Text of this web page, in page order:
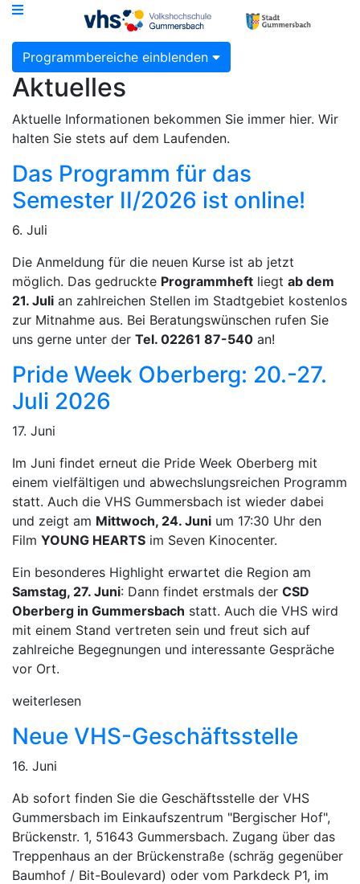
Programmbereiche einblenden
Aktuelles
Aktuelle Informationen bekommen Sie immer hier. Wir
halten Sie stets auf dem Laufenden.
Das Programm für das
Semester II/2026 ist online!
6. Juli
Die Anmeldung für die neuen Kurse ist ab jetzt
möglich. Das gedruckte Programmheft liegt ab dem
21. Juli an zahlreichen Stellen im Stadtgebiet kostenlos
zur Mitnahme aus. Bei Beratungswünschen rufen Sie
uns gerne unter der Tel. 02261 87-540 an!
Pride Week Oberberg: 20.-27.
Juli 2026
17. Juni
Im Juni findet erneut die Pride Week Oberberg mit
einem vielfältigen und abwechslungsreichen Programm
statt. Auch die VHS Gummersbach ist wieder dabei
und zeigt am Mittwoch, 24. Juni um 17:30 Uhr den
Film YOUNG HEARTS im Seven Kinocenter.
Ein besonderes Highlight erwartet die Region am
Samstag, 27. Juni: Dann findet erstmals der CSD
Oberberg in Gummersbach statt. Auch die VHS wird
mit einem Stand vertreten sein und freut sich auf
zahlreiche Begegnungen und interessante Gespräche
vor Ort.
weiterlesen
Neue VHS-Geschäftsstelle
16. Juni
Ab sofort finden Sie die Geschäftsstelle der VHS
Gummersbach im Einkaufszentrum "Bergischer Hof",
Brückenstr. 1, 51643 Gummersbach. Zugang über das
Treppenhaus an der Brückenstraße (schräg gegenüber
Baumhof / Bit-Boulevard) oder vom Parkdeck P1, im